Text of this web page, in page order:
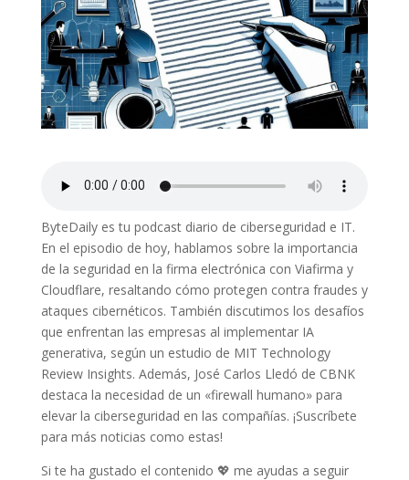
ByteDaily es tu podcast diario de ciberseguridad e IT.
En el episodio de hoy, hablamos sobre la importancia
de la seguridad en la firma electrónica con Viafirma y
Cloudflare, resaltando cómo protegen contra fraudes y
ataques cibernéticos. También discutimos los desafíos
que enfrentan las empresas al implementar IA
generativa, según un estudio de MIT Technology
Review Insights. Además, José Carlos Lledó de CBNK
destaca la necesidad de un «firewall humano» para
elevar la ciberseguridad en las compañías. ¡Suscríbete
para más noticias como estas!
Si te ha gustado el contenido 💖 me ayudas a seguir